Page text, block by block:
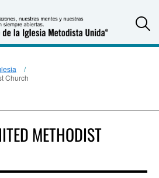
Church
METHODIST